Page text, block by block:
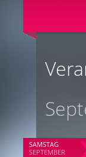
SAMSTAG
SEPTEMBER